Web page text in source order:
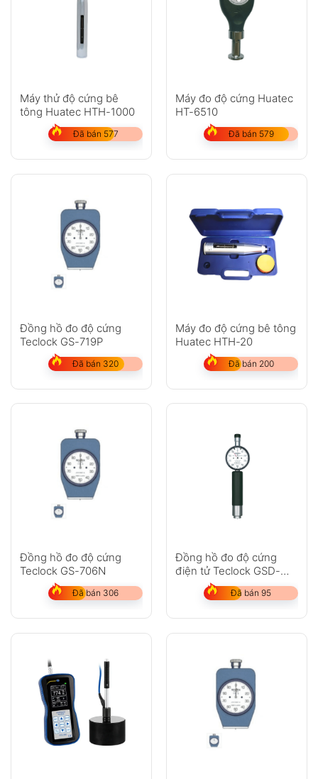
Máy thử độ cứng bê
tông Huatec HTH-1000
Đã bán 577
Máy đo độ cứng Huatec
HT-6510
Đã bán 579
Đồng hồ đo độ cứng
Teclock GS-719P
Đã bán 320
Máy đo độ cứng bê tông
Huatec HTH-20
Đã bán 200
Đồng hồ đo độ cứng
Teclock GS-706N
Đã bán 306
Đồng hồ đo độ cứng
điện tử Teclock GSD-
Đã bán 95